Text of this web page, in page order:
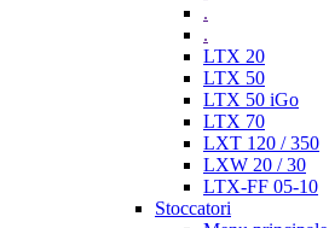
.
.
LTX 20
LTX 50
LTX 50 iGo
LTX 70
LXT 120 / 350
LXW 20 / 30
LTX-FF 05-10
Stoccatori